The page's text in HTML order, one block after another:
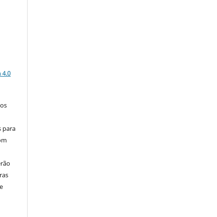
4.0
para